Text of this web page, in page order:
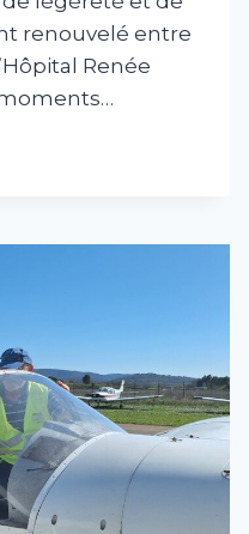
renouvelé entre
Renée